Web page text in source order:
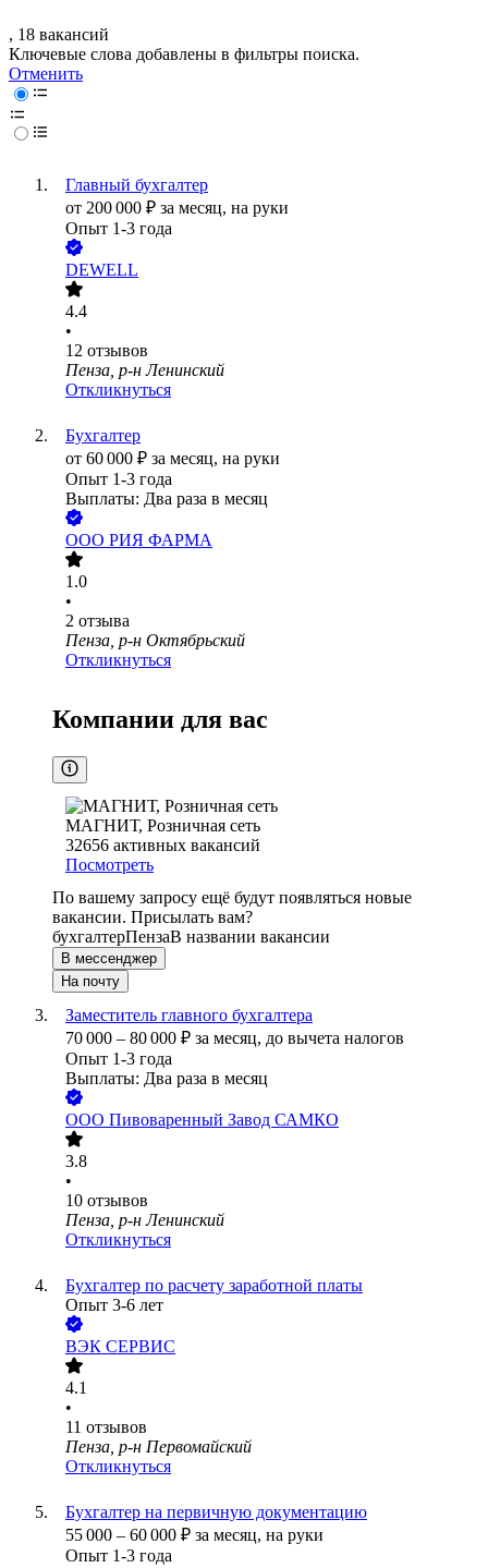
, 18 вакансий
Ключевые слова добавлены в фильтры поиска.
Отменить
Главный бухгалтер
от 200 000 ₽ за месяц, на руки
Опыт 1-3 года
DEWELL
4.4
•
12 отзывов
Пенза, р-н Ленинский
Откликнуться
Бухгалтер
от 60 000 ₽ за месяц, на руки
Опыт 1-3 года
Выплаты: Два раза в месяц
ООО РИЯ ФАРМА
1.0
•
2 отзыва
Пенза, р-н Октябрьский
Откликнуться
Компании для вас
МАГНИТ, Розничная сеть
32656 активных вакансий
Посмотреть
По вашему запросу ещё будут появляться новые
вакансии. Присылать вам?
бухгалтерПензаВ названии вакансии
В мессенджер
На почту
Заместитель главного бухгалтера
70 000 – 80 000 ₽ за месяц, до вычета налогов
Опыт 1-3 года
Выплаты: Два раза в месяц
ООО Пивоваренный Завод САМКО
3.8
•
10 отзывов
Пенза, р-н Ленинский
Откликнуться
Бухгалтер по расчету заработной платы
Опыт 3-6 лет
ВЭК СЕРВИС
4.1
•
11 отзывов
Пенза, р-н Первомайский
Откликнуться
Бухгалтер на первичную документацию
55 000 – 60 000 ₽ за месяц, на руки
Опыт 1-3 года